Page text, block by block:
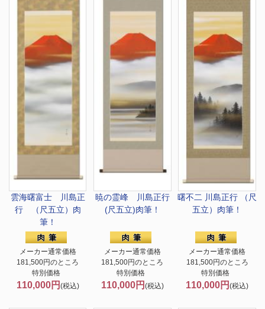
雲海曙富士 川島正
行 （尺五立）肉
筆！
メーカー通常価格
181,500円のところ
特別価格
110,000円 (税込)
暁の霊峰 川島正行
(尺五立)肉筆！
メーカー通常価格
181,500円のところ
特別価格
110,000円 (税込)
曙不二 川島正行 （尺
五立）肉筆！
メーカー通常価格
181,500円のところ
特別価格
110,000円(税込)